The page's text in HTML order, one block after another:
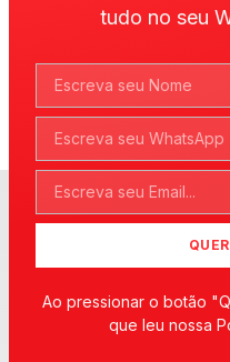
tudo no seu
Ao pressionar o botão
que leu nossa